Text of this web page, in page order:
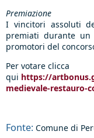
Premiazione
I vincitori assoluti
premiati durante un
promotori del
Per votare clicca
qui https://
medievale-restauro-
Fonte: Comune di